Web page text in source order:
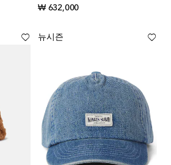
₩ 632,000original price
뉴시즌